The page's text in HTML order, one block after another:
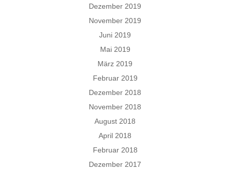
Dezember 2019
November 2019
Juni 2019
Mai 2019
März 2019
Februar 2019
Dezember 2018
November 2018
August 2018
April 2018
Februar 2018
Dezember 2017